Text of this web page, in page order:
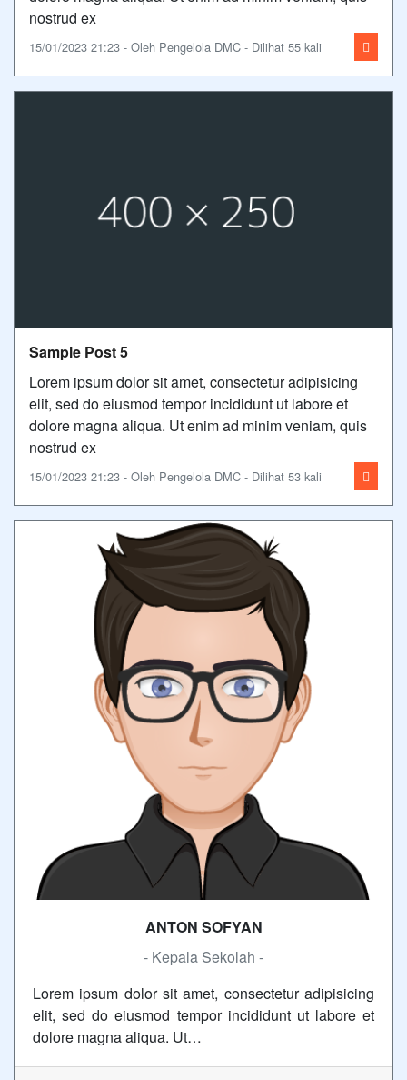
nostrud ex
15/01/2023 21:23 - Oleh Pengelola DMC - Dilihat 55 kali
Sample Post 5
Lorem ipsum dolor sit amet, consectetur adipisicing
elit, sed do eiusmod tempor incididunt ut labore et
dolore magna aliqua. Ut enim ad minim veniam, quis
nostrud ex
15/01/2023 21:23 - Oleh Pengelola DMC - Dilihat 53 kali
ANTON SOFYAN
- Kepala Sekolah -
Lorem ipsum dolor sit amet, consectetur adipisicing
elit, sed do eiusmod tempor incididunt ut labore et
dolore magna aliqua. Ut…